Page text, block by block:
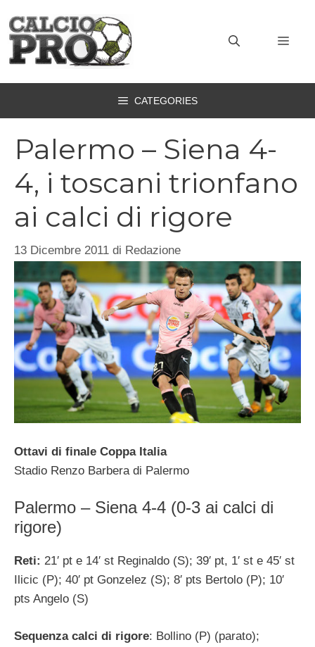
contenuto
CATEGORIES
Palermo – Siena 4-
4, i toscani trionfano
ai calci di rigore
13 Dicembre 2011 di Redazione
Ottavi di finale Coppa Italia
Stadio Renzo Barbera di Palermo
Palermo – Siena 4-4 (0-3 ai calci di
rigore)
Reti: 21′ pt e 14′ st Reginaldo (S); 39′ pt, 1′ st e 45′ st
Ilicic (P); 40′ pt Gonzelez (S); 8′ pts Bertolo (P); 10′
pts Angelo (S)
Sequenza calci di rigore: Bollino (P) (parato);